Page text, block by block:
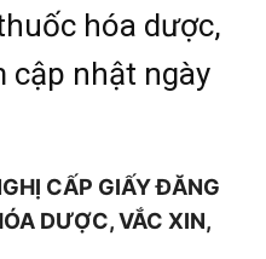
hóa dược,
cập nhật ngày
CẤP GIẤY ĐĂNG
DƯỢC, VẮC XIN,